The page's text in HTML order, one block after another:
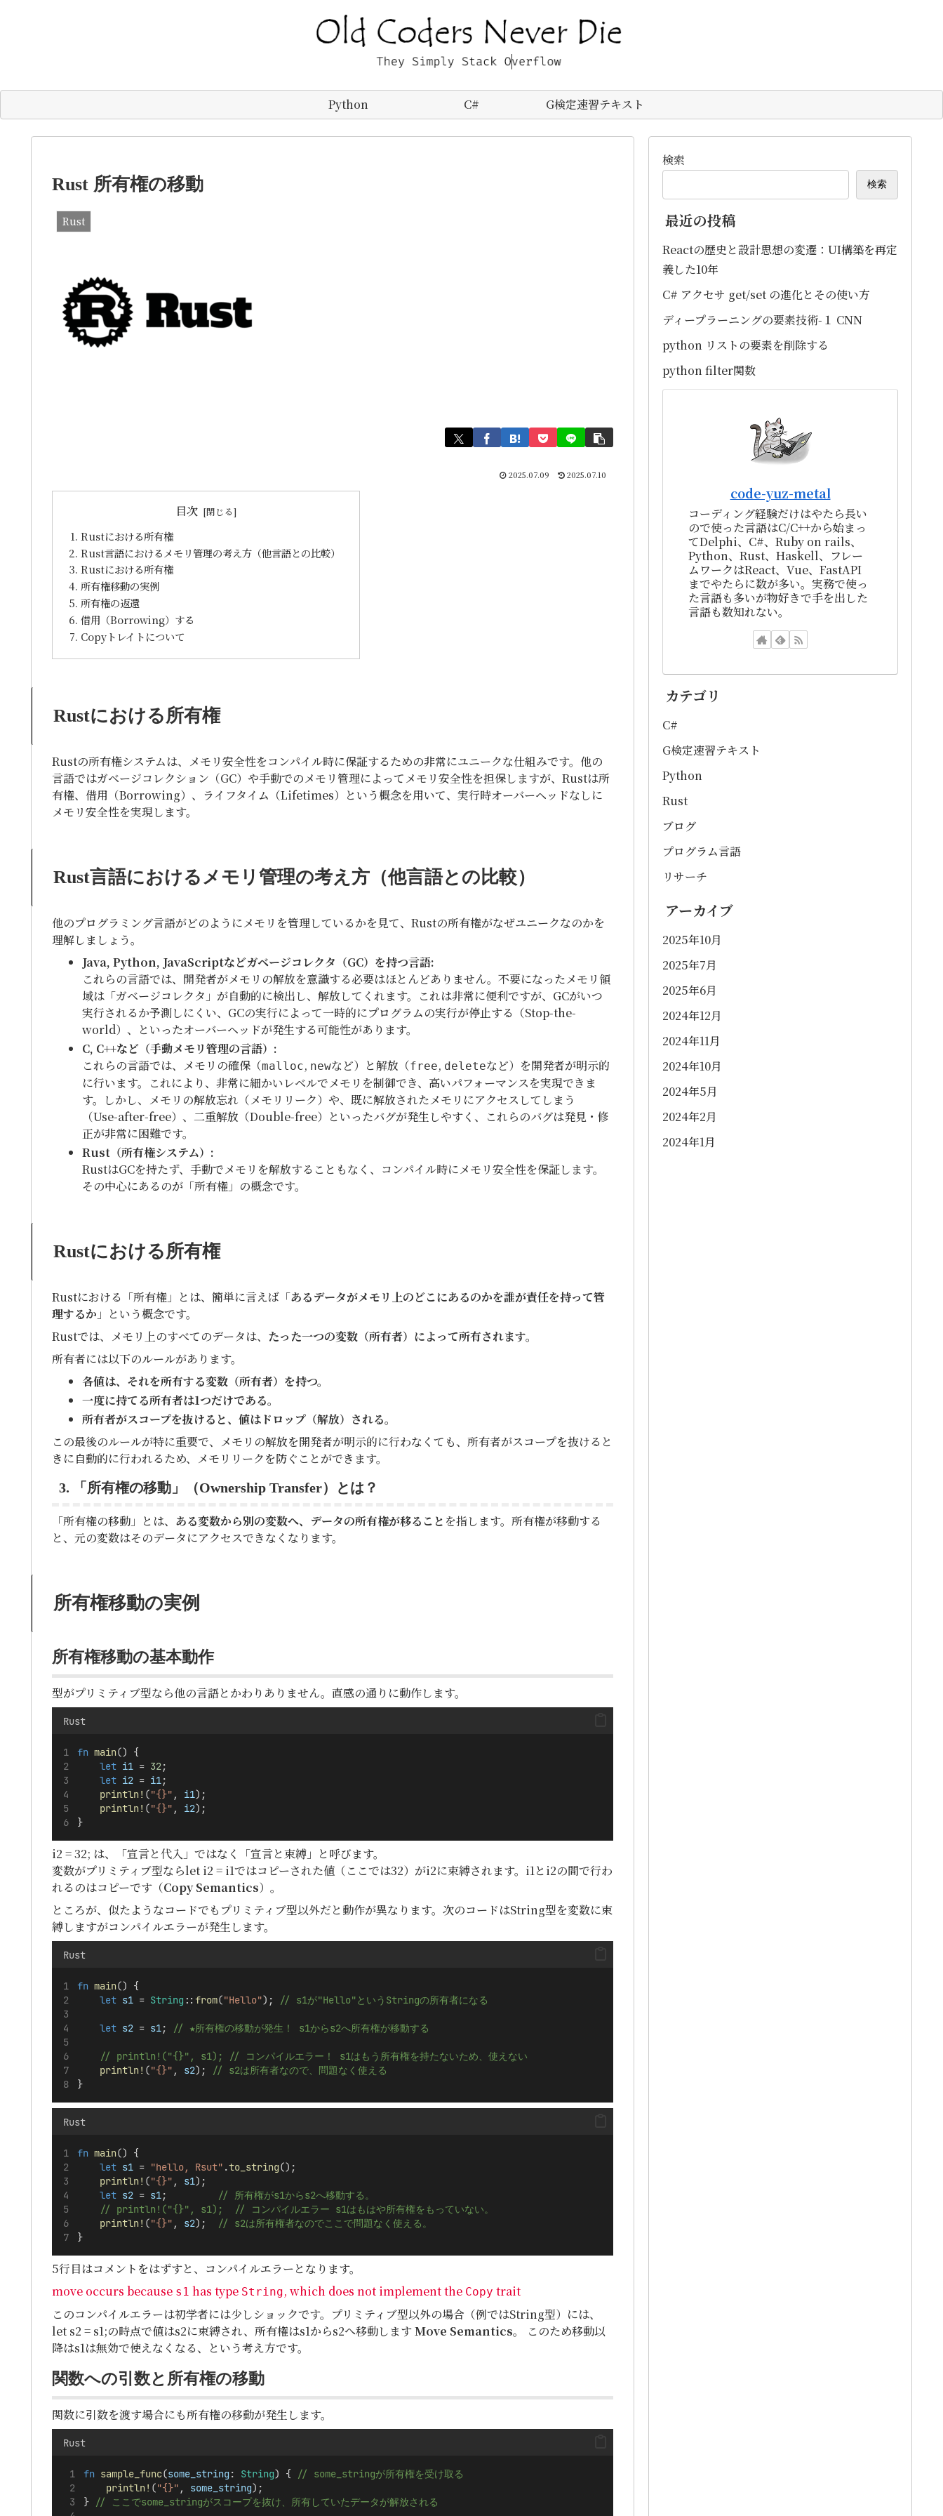
Python C# G検定速習テキスト
Rust 所有権の移動
Rust
2025.07.09 2025.07.10
目次
Rustにおける所有権
Rust言語におけるメモリ管理の考え方（他言語との比較）
Rustにおける所有権
所有権移動の実例
所有権の返還
借用（Borrowing）する
Copyトレイトについて
Rustにおける所有権
Rustの所有権システムは、メモリ安全性をコンパイル時に保証するための非常にユニークな仕組みです。他の
言語ではガベージコレクション（GC）や手動でのメモリ管理によってメモリ安全性を担保しますが、Rustは所
有権、借用（Borrowing）、ライフタイム（Lifetimes）という概念を用いて、実行時オーバーヘッドなしに
メモリ安全性を実現します。
Rust言語におけるメモリ管理の考え方（他言語との比較）
他のプログラミング言語がどのようにメモリを管理しているかを見て、Rustの所有権がなぜユニークなのかを
理解しましょう。
Java, Python, JavaScriptなどガベージコレクタ（GC） を持つ言語:
これらの言語では、開発者がメモリの解放を意識する必要はほとんどありません。不要になったメモリ領
域は「ガベージコレクタ」が自動的に検出し、解放してくれます。これは非常に便利ですが、GCがいつ
実行されるか予測しにくい、GCの実行によって一時的にプログラムの実行が停止する（Stop-the-
world）、といったオーバーヘッドが発生する可能性があります。
C, C++など（手動メモリ管理の言語）:
これらの言語では、メモリの確保（malloc, newなど）と解放（free, deleteなど）を開発者が明示的
に行います。これにより、非常に細かいレベルでメモリを制御でき、高いパフォーマンスを実現できま
す。しかし、メモリの解放忘れ（メモリリーク）や、既に解放されたメモリにアクセスしてしまう
（Use-after-free）、二重解放（Double-free）といったバグが発生しやすく、これらのバグは発見・修
正が非常に困難です。
Rust（所有権システム）:
RustはGCを持たず、手動でメモリを解放することもなく、コンパイル時にメモリ安全性を保証します。
その中心にあるのが「所有権」の概念です。
Rustにおける所有権
Rustにおける「所有権」とは、簡単に言えば「あるデータがメモリ上のどこにあるのかを誰が責任を持って管
理するか 」という概念です。
Rustでは、メモリ上のすべてのデータは、 たった一つの変数（所有者）によって所有されます。
所有者には以下のルールがあります。
各値は、それを所有する変数（所有者）を持つ。
一度に持てる所有者は1つだけである。
所有者がスコープを抜けると、値はドロップ（解放）される。
この最後のルールが特に重要で、メモリの解放を開発者が明示的に行わなくても、所有者がスコープを抜けると
きに自動的に行われるため、メモリリークを防ぐことができます。
3. 「所有権の移動」（Ownership Transfer）とは？
「所有権の移動」とは、 ある変数から別の変数へ、データの所有権が移ること を指します。所有権が移動する
と、元の変数はそのデータにアクセスできなくなります。
所有権移動の実例
所有権移動の基本動作
型がプリミティブ型なら他の言語とかわりありません。直感の通りに動作します。
Rust
fn main() {
let i1 = 32;
let i2 = i1;
println! ("{}" , i1);
println! ("{}" , i2);
}
i2 = 32; は、「宣言と代入」ではなく「宣言と束縛」と呼びます。
変数がプリミティブ型ならlet i2 = i1ではコピーされた値（ここでは32）がi2に束縛されます。i1とi2の間で行わ
れるのはコピーです（Copy Semantics）。
ところが、似たようなコードでもプリミティブ型以外だと動作が異なります。次のコードはString型を変数に束
縛しますがコンパイルエラーが発生します。
Rust
fn main() {
let s1 = String ::from("Hello"); // s1が"Hello"というStringの所有者になる
let s2 = s1; // ★所有権の移動が発生！ s1からs2へ所有権が移動する
    // println!("{}", s1); // コンパイルエラー！ s1はもう所有権を持たないため、使えない
println! ("{}" , s2);
// s2は所有者なので、問題なく使える
}
Rust
fn main() {
let s1 = "hello, Rsut" .to_string();
println! ("{}" , s1);
let s2 = s1;
         // 所有権がs1からs2へ移動する。
    // println!("{}", s1);  // コンパイルエラー s1はもはや所有権をもっていない。
println! ("{}" , s2);
  // s2は所有権者なのでここで問題なく使える。
}
5行目はコメントをはずすと、コンパイルエラーとなります。
move occurs because s1 has type String, which does not implement the Copy trait
このコンパイルエラーは初学者には少しショックです。プリミティブ型以外の場合（例ではString型）には、
let s2 = s1;の時点で値はs2に束縛され、所有権はs1からs2へ移動しますMove Semantics。 このため移動以
降はs1は無効で使えなくなる、という考え方です。
関数への引数と所有権の移動
関数に引数を渡す場合にも所有権の移動が発生します。
Rust
fn sample_func(some_string : String) { // some_stringが所有権を受け取る
println! ("{}" , some_string);
} // ここでsome_stringがスコープを抜け、所有していたデータが解放される
検索
検索
最近の投稿
Reactの歴史と設計思想の変遷：UI構築を再定
義した10年
C# アクセサ get/set の進化とその使い方
ディープラーニングの要素技術-１ CNN
python リストの要素を削除する
python filter関数
code-yuz-metal
コーディング経験だけはやたら長い
ので使った言語はC/C++から始まっ
てDelphi、C#、Ruby on rails、
Python、Rust、Haskell、フレー
ムワークはReact、Vue、FastAPI
までやたらに数が多い。実務で使っ
た言語も多いが物好きで手を出した
言語も数知れない。
カテゴリ
C#
G検定速習テキスト
Python
Rust
ブログ
プログラム言語
リサーチ
アーカイブ
2025年10月
2025年7月
2025年6月
2024年12月
2024年11月
2024年10月
2024年5月
2024年2月
2024年1月